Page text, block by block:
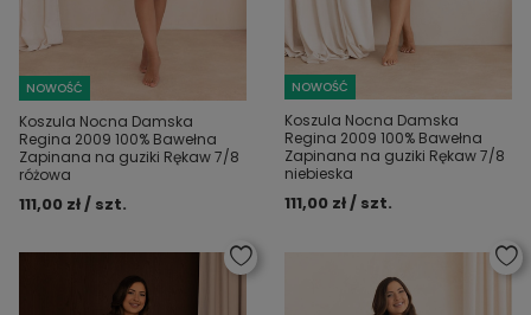
NOWOŚĆ
Koszula Nocna Damska
Regina 2009 100% Bawełna
Zapinana na guziki Rękaw 7/8
różowa
111,00 zł / szt.
NOWOŚĆ
Koszula Nocna Damska
Regina 2009 100% Bawełna
Zapinana na guziki Rękaw 7/8
niebieska
111,00 zł / szt.